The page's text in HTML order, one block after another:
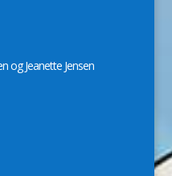
og Jeanette Jensen